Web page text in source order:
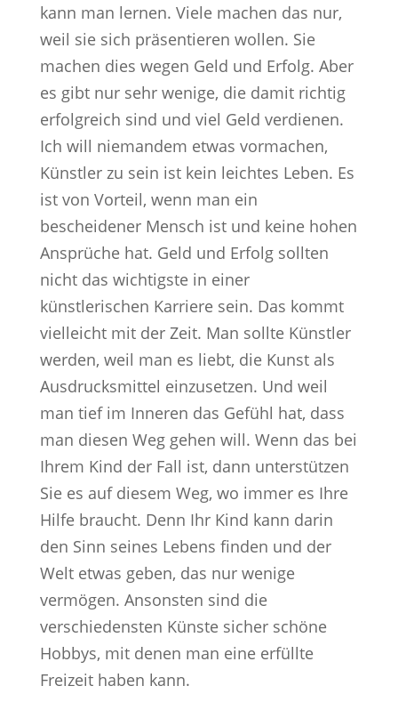
kann man lernen. Viele machen das nur,
weil sie sich präsentieren wollen. Sie
machen dies wegen Geld und Erfolg. Aber
es gibt nur sehr wenige, die damit richtig
erfolgreich sind und viel Geld verdienen.
Ich will niemandem etwas vormachen,
Künstler zu sein ist kein leichtes Leben. Es
ist von Vorteil, wenn man ein
bescheidener Mensch ist und keine hohen
Ansprüche hat. Geld und Erfolg sollten
nicht das wichtigste in einer
künstlerischen Karriere sein. Das kommt
vielleicht mit der Zeit. Man sollte Künstler
werden, weil man es liebt, die Kunst als
Ausdrucksmittel einzusetzen. Und weil
man tief im Inneren das Gefühl hat, dass
man diesen Weg gehen will. Wenn das bei
Ihrem Kind der Fall ist, dann unterstützen
Sie es auf diesem Weg, wo immer es Ihre
Hilfe braucht. Denn Ihr Kind kann darin
den Sinn seines Lebens finden und der
Welt etwas geben, das nur wenige
vermögen. Ansonsten sind die
verschiedensten Künste sicher schöne
Hobbys, mit denen man eine erfüllte
Freizeit haben kann.